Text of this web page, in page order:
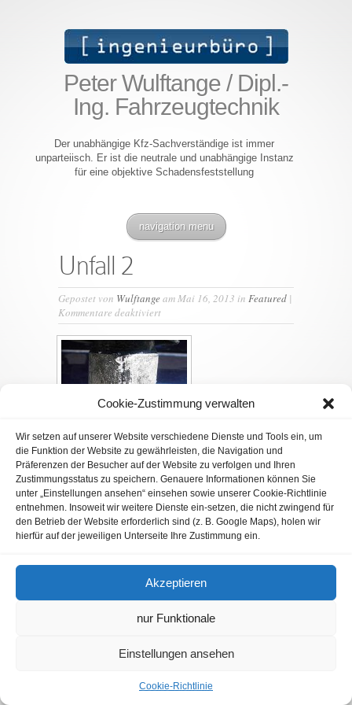
Cookie-Zustimmung verwalten
Wir setzen auf unserer Website verschiedene Dienste und Tools ein, um
die Funktion der Website zu gewährleisten, die Navigation und
Präferenzen der Besucher auf der Website zu verfolgen und Ihren
Zustimmungsstatus zu speichern. Genauere Informationen können Sie
unter „Einstellungen ansehen“ einsehen sowie unserer Cookie-Richtlinie
entnehmen. Insoweit wir weitere Dienste ein-setzen, die nicht zwingend für
den Betrieb der Website erforderlich sind (z. B. Google Maps), holen wir
hierfür auf der jeweiligen Unterseite Ihre Zustimmung ein.
Akzeptieren
nur Funktionale
Einstellungen ansehen
Cookie-Richtlinie
Peter Wulftange / Dipl.-
Ing. Fahrzeugtechnik
Der unabhängige Kfz-Sachverständige ist immer
unparteiisch. Er ist die neutrale und unabhängige Instanz
für eine objektive Schadensfeststellung
navigation menu
Unfall 2
Gepostet von Wulftangeam Mai 16, 2013 in Featured |
Kommentare deaktiviertfür
Unfall
2